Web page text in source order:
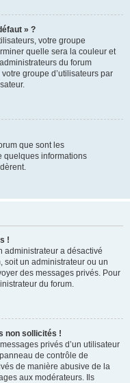
» ?
votre groupe
quelle sera la couleur et
du forum
groupe d’utilisateurs par
que sont les
quelques informations
!
administrateur a désactivé
soit un administrateur ou un
des messages privés. Pour
du forum.
non sollicités !
privés d’un utilisateur
de contrôle de
de manière abusive de la
aux modérateurs. Ils